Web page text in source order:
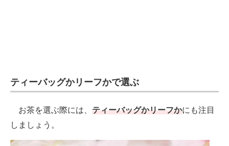
ティーバッグかリーフかで選ぶ
お茶を選ぶ際には、 ティーバッグかリーフかにも注目
しましょう。